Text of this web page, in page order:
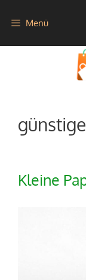
Inhalt Menü
Kleine